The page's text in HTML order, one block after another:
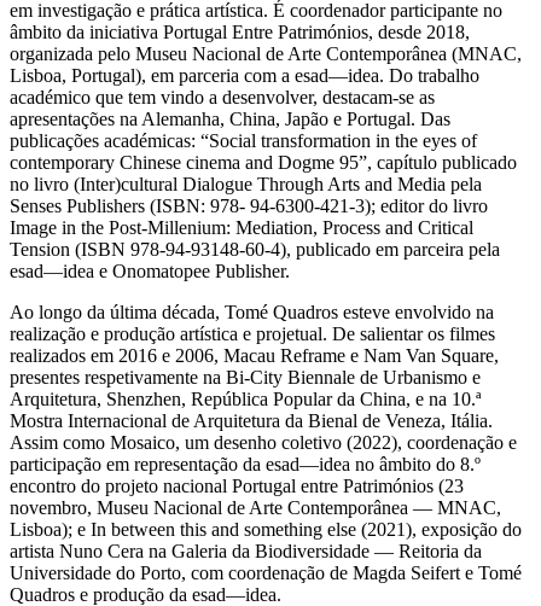
em investigação e prática artística. É coordenador participante no
âmbito da iniciativa Portugal Entre Patrimónios, desde 2018,
organizada pelo Museu Nacional de Arte Contemporânea (MNAC,
Lisboa, Portugal), em parceria com a esad—idea. Do trabalho
académico que tem vindo a desenvolver, destacam-se as
apresentações na Alemanha, China, Japão e Portugal. Das
publicações académicas: “Social transformation in the eyes of
contemporary Chinese cinema and Dogme 95”, capítulo publicado
no livro (Inter)cultural Dialogue Through Arts and Media pela
Senses Publishers (ISBN: 978- 94-6300-421-3); editor do livro
Image in the Post-Millenium: Mediation, Process and Critical
Tension (ISBN 978-94-93148-60-4), publicado em parceira pela
esad—idea e Onomatopee Publisher.
Ao longo da última década, Tomé Quadros esteve envolvido na
realização e produção artística e projetual. De salientar os filmes
realizados em 2016 e 2006, Macau Reframe e Nam Van Square,
presentes respetivamente na Bi-City Biennale de Urbanismo e
Arquitetura, Shenzhen, República Popular da China, e na 10.ª
Mostra Internacional de Arquitetura da Bienal de Veneza, Itália.
Assim como Mosaico, um desenho coletivo (2022), coordenação e
participação em representação da esad—idea no âmbito do 8.º
encontro do projeto nacional Portugal entre Patrimónios (23
novembro, Museu Nacional de Arte Contemporânea — MNAC,
Lisboa); e In between this and something else (2021), exposição do
artista Nuno Cera na Galeria da Biodiversidade — Reitoria da
Universidade do Porto, com coordenação de Magda Seifert e Tomé
Quadros e produção da esad—idea.